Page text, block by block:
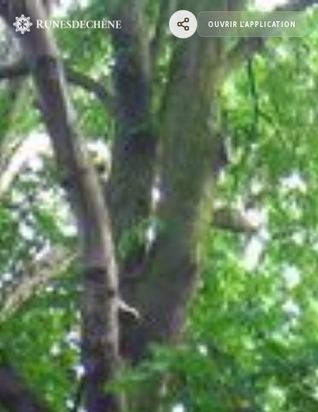
OUVRIR L'APPLICATION